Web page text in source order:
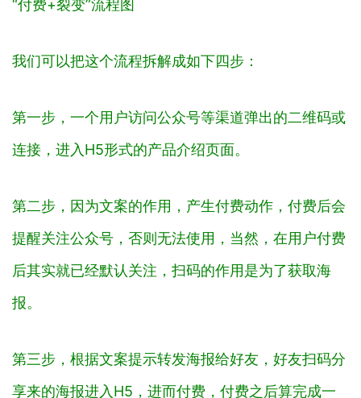
“付费+裂变”流程图
我们可以把这个流程拆解成如下四步：
第一步，一个用户访问公众号等渠道弹出的二维码或
连接，进入H5形式的产品介绍页面。
第二步，因为文案的作用，产生付费动作，付费后会
提醒关注公众号，否则无法使用，当然，在用户付费
后其实就已经默认关注，扫码的作用是为了获取海
报。
第三步，根据文案提示转发海报给好友，好友扫码分
享来的海报进入H5，进而付费，付费之后算完成一